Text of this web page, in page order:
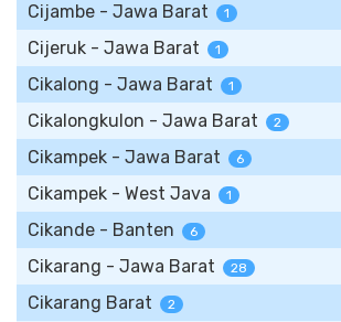
Cijambe - Jawa Barat 1
Cijeruk - Jawa Barat 1
Cikalong - Jawa Barat 1
Cikalongkulon - Jawa Barat 2
Cikampek - Jawa Barat 6
Cikampek - West Java 1
Cikande - Banten 6
Cikarang - Jawa Barat 28
Cikarang Barat 2